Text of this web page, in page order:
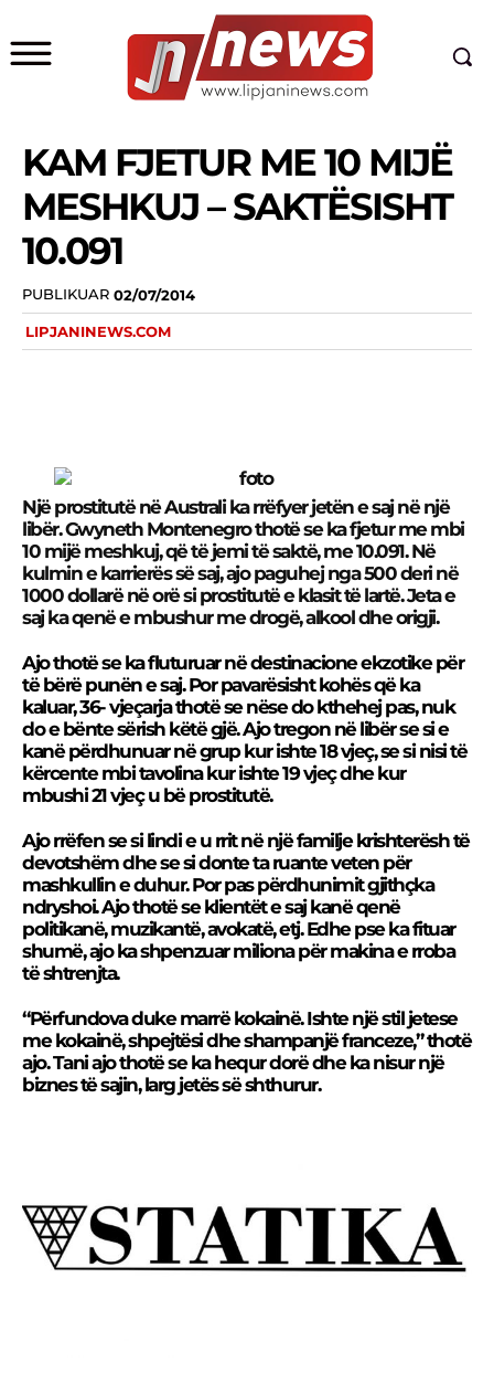
KAM FJETUR ME 10 MIJË
MESHKUJ – SAKTËSISHT
10.091
PUBLIKUAR 02/07/2014
LIPJANINEWS.COM
Një prostitutë në Australi ka rrëfyer jetën e saj në një
libër. Gwyneth Montenegro thotë se ka fjetur me mbi
10 mijë meshkuj, që të jemi të saktë, me 10.091. Në
kulmin e karrierës së saj, ajo paguhej nga 500 deri në
1000 dollarë në orë si prostitutë e klasit të lartë. Jeta e
saj ka qenë e mbushur me drogë, alkool dhe origji.
Ajo thotë se ka fluturuar në destinacione ekzotike për
të bërë punën e saj. Por pavarësisht kohës që ka
kaluar, 36- vjeçarja thotë se nëse do kthehej pas, nuk
do e bënte sërish këtë gjë. Ajo tregon në libër se si e
kanë përdhunuar në grup kur ishte 18 vjeç, se si nisi të
kërcente mbi tavolina kur ishte 19 vjeç dhe kur
mbushi 21 vjeç u bë prostitutë.
Ajo rrëfen se si lindi e u rrit në një familje krishterësh të
devotshëm dhe se si donte ta ruante veten për
mashkullin e duhur. Por pas përdhunimit gjithçka
ndryshoi. Ajo thotë se klientët e saj kanë qenë
politikanë, muzikantë, avokatë, etj. Edhe pse ka fituar
shumë, ajo ka shpenzuar miliona për makina e rroba
të shtrenjta.
“Përfundova duke marrë kokainë. Ishte një stil jetese
me kokainë, shpejtësi dhe shampanjë franceze,” thotë
ajo. Tani ajo thotë se ka hequr dorë dhe ka nisur një
biznes të sajin, larg jetës së shthurur.